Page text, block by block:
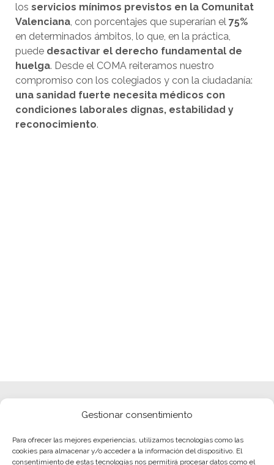
Gestionar consentimiento
Para ofrecer las mejores experiencias, utilizamos tecnologías como las
cookies para almacenar y/o acceder a la información del dispositivo. El
consentimiento de estas tecnologías nos permitirá procesar datos como el
los servicios mínimos previstos en la Comunitat
Valenciana , con porcentajes que superarían el 75%
en determinados ámbitos, lo que, en la práctica,
puede desactivar el derecho fundamental de
huelga. Desde el COMA reiteramos nuestro
compromiso con los colegiados y con la ciudadanía:
una sanidad fuerte necesita médicos con
condiciones laborales dignas, estabilidad y
reconocimiento.